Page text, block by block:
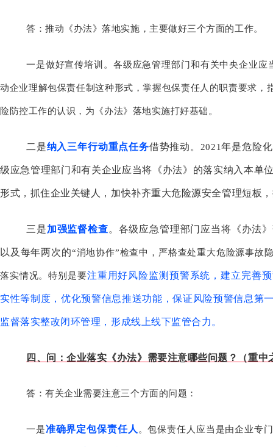
答：推动《办法》落地实施，主要做好三个方面的工作。
一是做好宣传培训。各级应急管理部门和有关中央企业应
动企业理解包保责任制这种形式，掌握包保责任人的职责要求，
险防控工作的认识，为《办法》落地实施打好基础。
二是纳入三年行动重点任务借势推动。 2021年是危险
级应急管理部门和有关企业应当将《办法》的落实纳入本单
形式，抓住企业关键人，加快补齐重大危险源安全管理短板
三是加强监督检查。各级应急管理部门应当将《办法
以及每年两次的“消地协作”检查中，严格查处重大危险源事故
落实情况。特别是要注重用好风险监测预警系统，建立完善
实性等制度，优化预警信息推送功能，保证风险预警信息第
监督落实整改闭环管理，形成线上线下监管合力。
四、问：企业落实《办法》需要注意哪些问题？（重中
答：有关企业需要注意三个方面的问题：
一是准确界定包保责任人 。包保责任人应当是由企业专